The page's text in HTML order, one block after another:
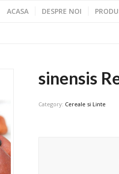
ACASA DESPRE NOI
sinensis
Category: Cereale si Linte